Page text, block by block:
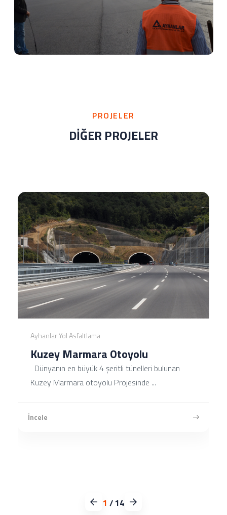
PROJELER
DİĞER PROJELER
Ayhanlar Yol Asfaltlama
Kuzey Marmara Otoyolu
Dünyanın en büyük 4 şeritli tünelleri bulunan
Kuzey Marmara otoyolu Projesinde ...
İncele
1 /14